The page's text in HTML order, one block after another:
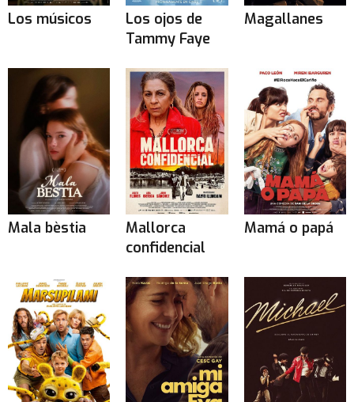
Los músicos
Los ojos de
Tammy Faye
Magallanes
Mala bèstia
Mallorca
confidencial
Mamá o papá